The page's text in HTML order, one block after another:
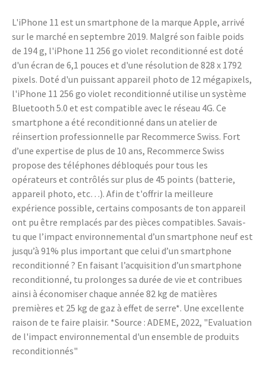
L'iPhone 11 est un smartphone de la marque Apple, arrivé
sur le marché en septembre 2019. Malgré son faible poids
de 194 g, l'iPhone 11 256 go violet reconditionné est doté
d'un écran de 6,1 pouces et d'une résolution de 828 x 1792
pixels. Doté d'un puissant appareil photo de 12 mégapixels,
l'iPhone 11 256 go violet reconditionné utilise un système
Bluetooth 5.0 et est compatible avec le réseau 4G. Ce
smartphone a été reconditionné dans un atelier de
réinsertion professionnelle par Recommerce Swiss. Fort
d’une expertise de plus de 10 ans, Recommerce Swiss
propose des téléphones débloqués pour tous les
opérateurs et contrôlés sur plus de 45 points (batterie,
appareil photo, etc…). Afin de t'offrir la meilleure
expérience possible, certains composants de ton appareil
ont pu être remplacés par des pièces compatibles. Savais-
tu que l’impact environnemental d’un smartphone neuf est
jusqu’à 91% plus important que celui d’un smartphone
reconditionné ? En faisant l’acquisition d’un smartphone
reconditionné, tu prolonges sa durée de vie et contribues
ainsi à économiser chaque année 82 kg de matières
premières et 25 kg de gaz à effet de serre*. Une excellente
raison de te faire plaisir. *Source : ADEME, 2022, "Evaluation
de l'impact environnemental d'un ensemble de produits
reconditionnés"